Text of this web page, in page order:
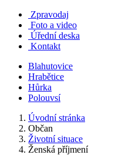
Zpravodaj
Foto a video
Úřední deska
Kontakt
Blahutovice
Hrabětice
Hůrka
Polouvsí
Úvodní stránka
Občan
Životní situace
Ženská příjmení